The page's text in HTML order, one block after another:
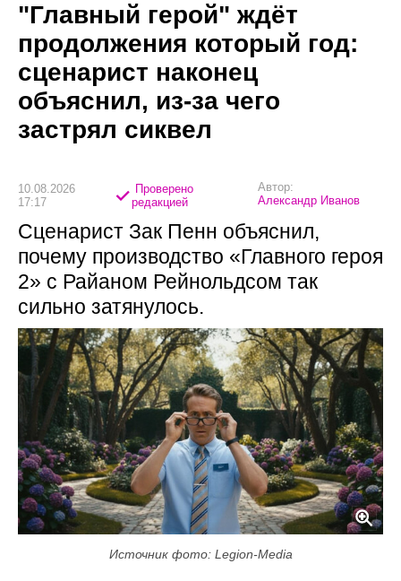
"Главный герой" ждёт
продолжения который год:
сценарист наконец
объяснил, из-за чего
застрял сиквел
10.08.2026
17:17
Проверено
редакцией
Автор:
Александр Иванов
Сценарист Зак Пенн объяснил,
почему производство «Главного героя
2» с Райаном Рейнольдсом так
сильно затянулось.
Источник фото: Legion-Media